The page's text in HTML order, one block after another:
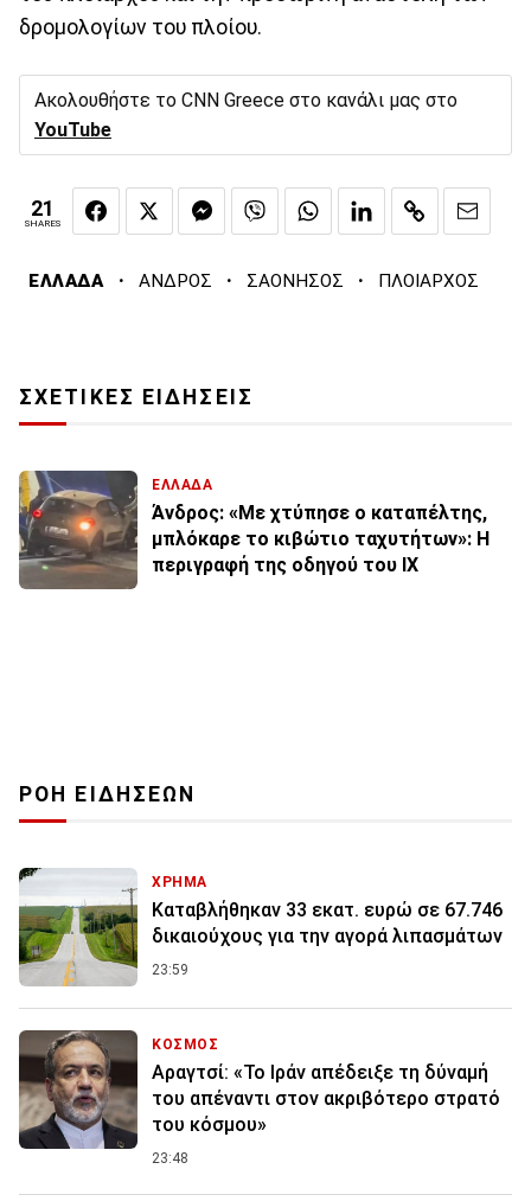
δρομολογίων του πλοίου.
Ακολουθήστε το CNN Greece στο κανάλι μας στο
YouTube
21
SHARES
ΕΛΛΑΔΑ · ΑΝΔΡΟΣ · ΣΑΟΝΗΣΟΣ · ΠΛΟΙΑΡΧΟΣ
ΣΧΕΤΙΚΕΣ ΕΙΔΗΣΕΙΣ
ΕΛΛΑΔΑ
Άνδρος: «Με χτύπησε ο καταπέλτης,
μπλόκαρε το κιβώτιο ταχυτήτων»: Η
περιγραφή της οδηγού του ΙΧ
ΡΟΗ ΕΙΔΗΣΕΩΝ
ΧΡΗΜΑ
Καταβλήθηκαν 33 εκατ. ευρώ σε 67.746
δικαιούχους για την αγορά λιπασμάτων
23:59
ΚΟΣΜΟΣ
Αραγτσί: «Το Ιράν απέδειξε τη δύναμή
του απέναντι στον ακριβότερο στρατό
του κόσμου»
23:48